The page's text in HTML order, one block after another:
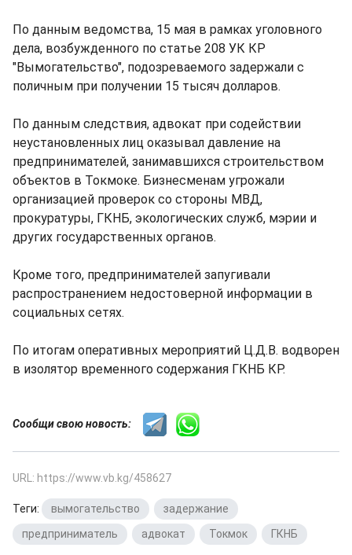
По данным ведомства, 15 мая в рамках уголовного
дела, возбужденного по статье 208 УК КР
"Вымогательство", подозреваемого задержали с
поличным при получении 15 тысяч долларов.
По данным следствия, адвокат при содействии
неустановленных лиц оказывал давление на
предпринимателей, занимавшихся строительством
объектов в Токмоке. Бизнесменам угрожали
организацией проверок со стороны МВД,
прокуратуры, ГКНБ, экологических служб, мэрии и
других государственных органов.
Кроме того, предпринимателей запугивали
распространением недостоверной информации в
социальных сетях.
По итогам оперативных мероприятий Ц.Д.В. водворен
в изолятор временного содержания ГКНБ КР.
Сообщи свою новость:
URL: https://www.vb.kg/458627
Теги: вымогательство задержание
предприниматель
адвокат Токмок ГКНБ